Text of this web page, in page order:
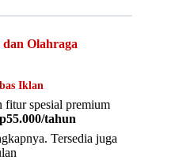
Olahraga
Iklan
fitur spesial premium
tahun
Tersedia juga